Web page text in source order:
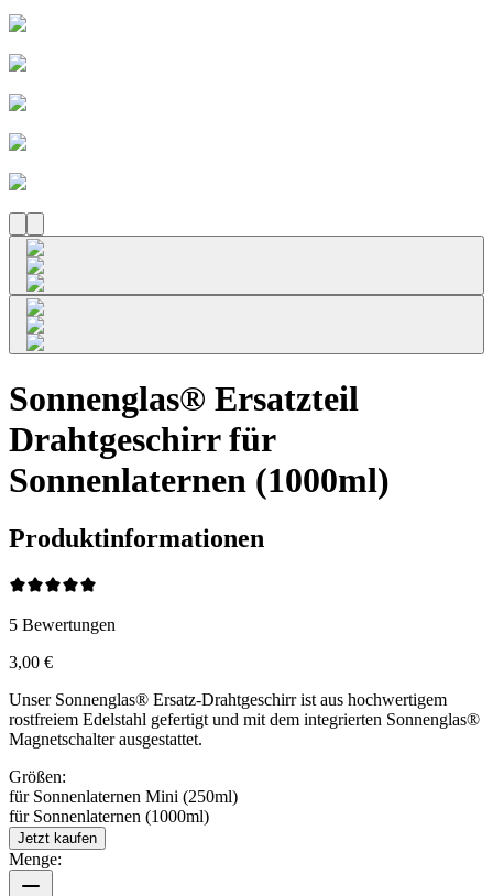
Sonnenglas® Ersatzteil
Drahtgeschirr für
Sonnenlaternen (1000ml)
Produktinformationen
5 Bewertungen
3,00 €
Unser Sonnenglas® Ersatz-Drahtgeschirr ist aus hochwertigem
rostfreiem Edelstahl gefertigt und mit dem integrierten Sonnenglas®
Magnetschalter ausgestattet.
Größen:
für Sonnenlaternen Mini (250ml)
für Sonnenlaternen (1000ml)
Jetzt kaufen
Menge: